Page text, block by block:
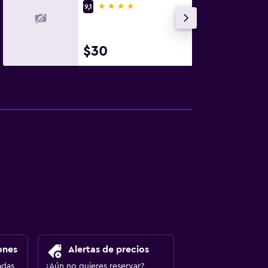
9,1 4 estrellas
$30
Alertas de precios